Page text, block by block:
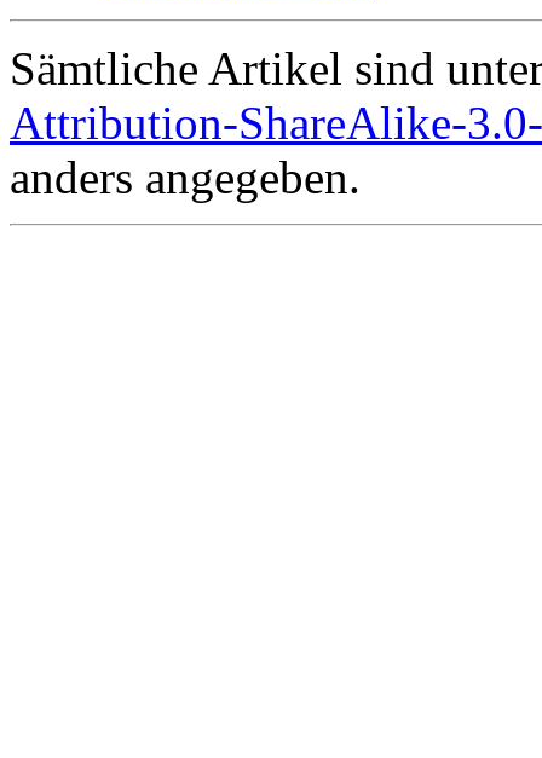
Sämtliche Artikel sind
Attribution-ShareAlike-
anders angegeben.